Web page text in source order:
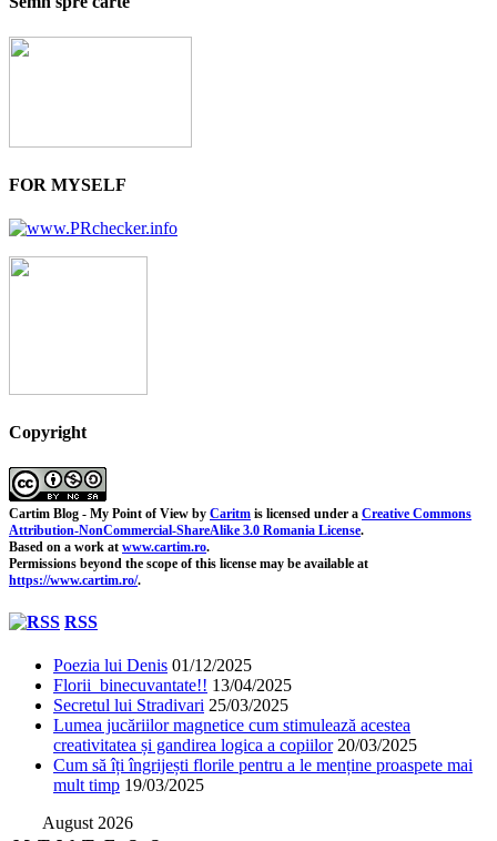
FOR MYSELF
Copyright
Cartim Blog - My Point of View by Caritm is licensed under a Creative Commons
Attribution-NonCommercial-ShareAlike 3.0 Romania License.
Based on a work at www.cartim.ro.
Permissions beyond the scope of this license may be available at
https://www.cartim.ro/.
RSS
Poezia lui Denis 01/12/2025
Florii binecuvantate!! 13/04/2025
Secretul lui Stradivari 25/03/2025
Lumea jucăriilor magnetice cum stimulează acestea
creativitatea și gandirea logica a copiilor 20/03/2025
Cum să îți îngrijești florile pentru a le menține proaspete mai
mult timp 19/03/2025
August 2026